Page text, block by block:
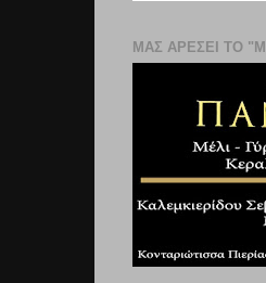
ΜΑΣ ΑΡΕΣΕΙ ΤΟ